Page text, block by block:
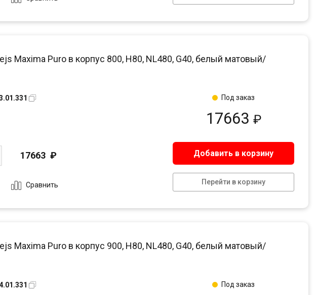
Maxima Puro в корпус 800, H80, NL480, G40, белый матовый/
17663 ₽
17663 ₽ Добавить в корзину
Перейти в корзину
Сравнить
Под заказ
Maxima Puro в корпус 900, H80, NL480, G40, белый матовый/
Под заказ